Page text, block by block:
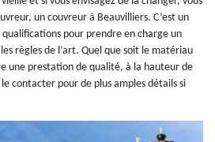
un couvreur à Beauvilliers. C’est un
pour prendre en charge un
règles de l’art. Quel que soit le matériau
une prestation de qualité, à la hauteur de
contacter pour de plus amples détails si